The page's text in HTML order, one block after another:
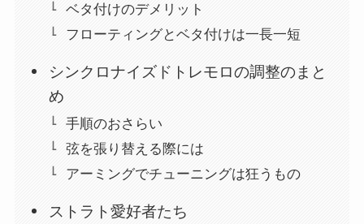
ベタ付けのデメリット
フローティングとベタ付けは一長一短
シンクロナイズドトレモロの調整のまと
め
手順のおさらい
弦を張り替える際には
アーミングでチューニングは狂うもの
ストラト愛好者たち